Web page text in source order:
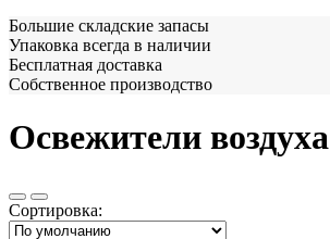
Большие складские запасы
Упаковка всегда в наличии
Бесплатная доставка
Собственное производство
Освежители воздуха
Сортировка: